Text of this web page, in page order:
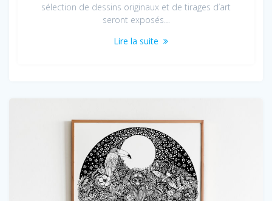
sélection de dessins originaux et de tirages d’art
seront exposés…
Lire la suite